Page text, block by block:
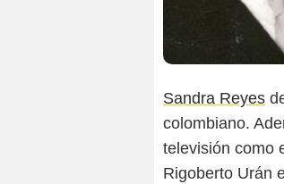
Sandra Reyes
colombiano.
televisión como
Rigoberto Urán